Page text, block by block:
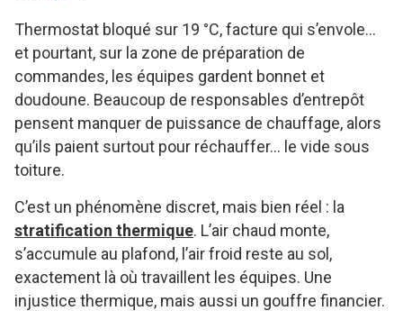
Thermostat bloqué sur 19 °C, facture qui s’envole…
et pourtant, sur la zone de préparation de
commandes, les équipes gardent bonnet et
doudoune. Beaucoup de responsables d’entrepôt
pensent manquer de puissance de chauffage, alors
qu’ils paient surtout pour réchauffer… le vide sous
toiture.
C’est un phénomène discret, mais bien réel : la
stratification thermique. L’air chaud monte,
s’accumule au plafond, l’air froid reste au sol,
exactement là où travaillent les équipes. Une
injustice thermique, mais aussi un gouffre financier.